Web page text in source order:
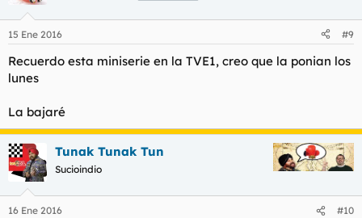
15 Ene 2016 #9
Recuerdo esta miniserie en la TVE1, creo que la ponian los
lunes
La bajaré
Tunak Tunak Tun
Sucioindio
16 Ene 2016 #10